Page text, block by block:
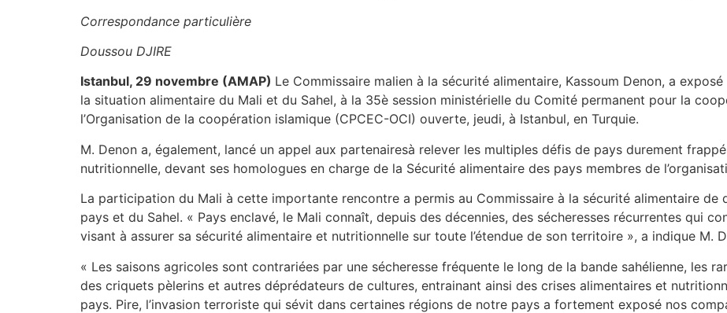
Correspondance particulière
Doussou DJIRE
Istanbul, 29 novembre (AMAP) Le Commissaire malien à la sécurité alimentaire, Kassoum Denon, a exposé
la situation alimentaire du Mali et du Sahel, à la 35è session ministérielle du Comité permanent pour la
l’Organisation de la coopération islamique (CPCEC-OCI) ouverte, jeudi, à Istanbul, en Turquie.
M. Denon a, également, lancé un appel aux partenairesà relever les multiples défis de pays durement
nutritionnelle, devant ses homologues en charge de la Sécurité alimentaire des pays membres de
La participation du Mali à cette importante rencontre a permis au Commissaire à la sécurité alimentaire
pays et du Sahel. « Pays enclavé, le Mali connaît, depuis des décennies, des sécheresses récurrentes qui
visant à assurer sa sécurité alimentaire et nutritionnelle sur toute l’étendue de son territoire », a indique M.
« Les saisons agricoles sont contrariées par une sécheresse fréquente le long de la bande sahélienne, les
des criquets pèlerins et autres déprédateurs de cultures, entrainant ainsi des crises alimentaires et
pays. Pire, l’invasion terroriste qui sévit dans certaines régions de notre pays a fortement exposé nos